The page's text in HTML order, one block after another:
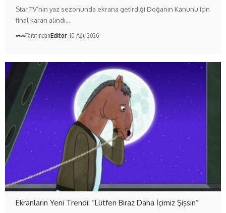
Star TV’nin yaz sezonunda ekrana getirdiği Doğanın Kanunu için
final kararı alındı.…
TarafındanEditör 10 Ağu 2026
Ekranların Yeni Trendi: “Lütfen Biraz Daha İçimiz Şişsin”